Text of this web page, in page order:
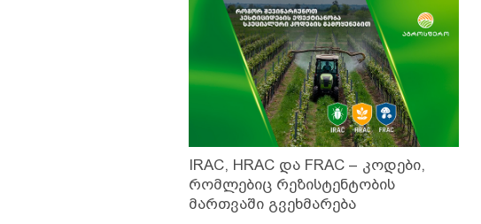
IRAC, HRAC და FRAC – კოდები,
რომლებიც რეზისტენტობის
მართვაში გვეხმარება